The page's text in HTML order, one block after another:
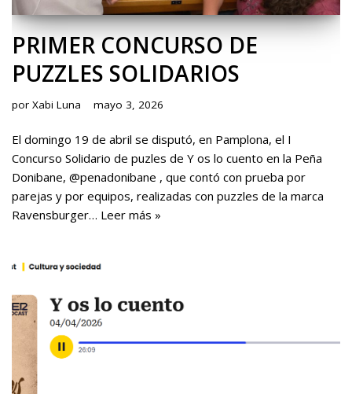
PRIMER CONCURSO DE
PUZZLES SOLIDARIOS
por Xabi Luna mayo 3, 2026
El domingo 19 de abril se disputó, en Pamplona, el I
Concurso Solidario de puzles de Y os lo cuento en la Peña
Donibane, @penadonibane , que contó con prueba por
parejas y por equipos, realizadas con puzzles de la marca
Ravensburger… Leer más »